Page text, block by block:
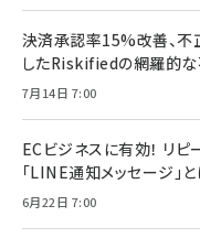
決済承認率15%改善、不
したRiskifiedの網羅的
7月14日 7:00
ECビジネスに有効！ リ
「LINE通知メッセージ」と
6月22日 7:00